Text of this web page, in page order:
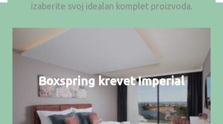
izaberite svoj idealan komplet proizvoda.
Boxspring krevet Imperial